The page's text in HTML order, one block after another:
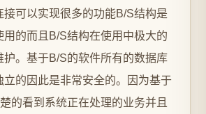
接可以实现很多的功能B/S结构是
用的而且B/S结构在使用中极大的
护。基于B/S的软件所有的数据库
立的因此是非常安全的。因为基于
的看到系统正在处理的业务并且